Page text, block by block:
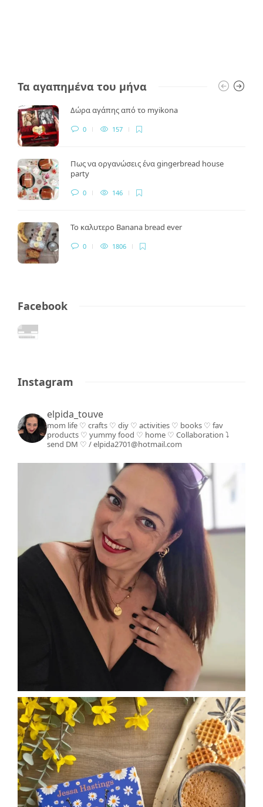
Τα αγαπημένα του μήνα
Δώρα αγάπης από το myikona
0 157
Πως να οργανώσεις ένα gingerbread house
party
0 146
Το καλυτερο Banana bread ever
0 1806
Facebook
Instagram
elpida_touve
mom life ♡ crafts ♡ diy ♡ activities ♡ books ♡ fav
products ♡ yummy food ♡ home ♡ Collaboration ⤵️
send DM ♡ / elpida2701@hotmail.com